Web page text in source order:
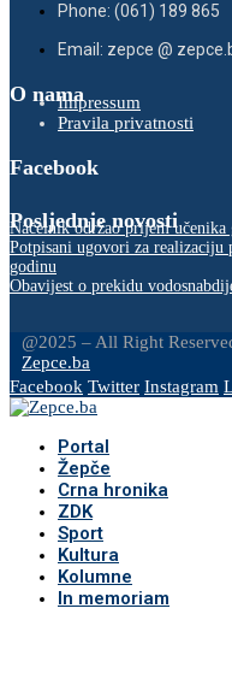
Phone: (061) 189 865
Email: zepce @
O namaImpressum
Pravila privatnosti
Facebook
Posljednje novosti
Načelnik održao prijem
Potpisani ugovori za realizaciju
godinu
Obavijest o prekidu
@2025 – All Right
Zepce.ba
Facebook Twitter Instagram
Portal
Žepče
Crna hronika
ZDK
Sport
Kultura
Kolumne
In memoriam